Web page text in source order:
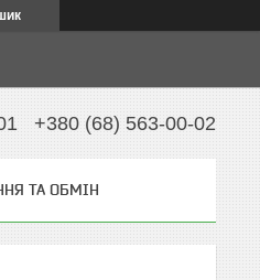
+380 (68) 563-00-02
ТА ОБМІН